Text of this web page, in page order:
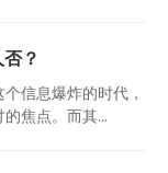
？
信息爆炸的时代，
焦点。而其...